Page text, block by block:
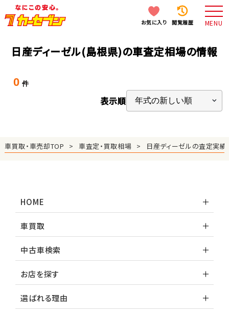
お気に入り 閲覧履歴 MENU
日産ディーゼル(島根県)の車査定相場の情報
0 件
表示順
車買取・車売却TOP 車査定・買取相場 日産ディーゼルの査定実績
HOME
車買取
中古車検索
お店を探す
選ばれる理由